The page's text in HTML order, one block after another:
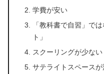
学費が安い
「教科書で自習」で
ト」
スクーリングが少ない
サテライトスペースが